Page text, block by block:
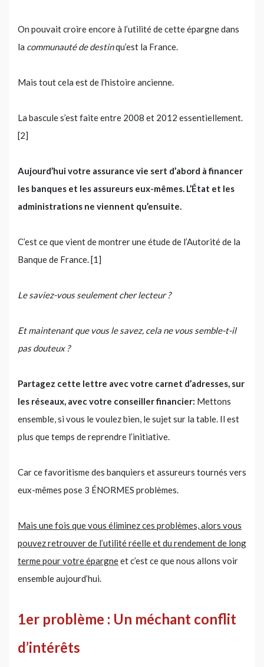
On pouvait croire encore à l’utilité de cette épargne dans
la communauté de destinqu’est la France.
Mais tout cela est de l’histoire ancienne.
La bascule s’est faite entre 2008 et 2012 essentiellement.
[2]
Aujourd’hui votre assurance vie sert d’abord à financer
les banques et les assureurs eux-mêmes. L’État et les
administrations ne viennent qu’ensuite.
C’est ce que vient de montrer une étude de l’Autorité de la
Banque de France. [1]
Le saviez-vous seulement cher lecteur ?
Et maintenant que vous le savez, cela ne vous semble-t-il
pas douteux ?
Partagez cette lettre avec votre carnet d’adresses, sur
les réseaux, avec votre conseiller financier: Mettons
ensemble, si vous le voulez bien, le sujet sur la table. Il est
plus que temps de reprendre l’initiative.
Car ce favoritisme des banquiers et assureurs tournés vers
eux-mêmes pose 3 ÉNORMES problèmes.
Mais une fois que vous éliminez ces problèmes, alors vous
pouvez retrouver de l’utilité réelle et du rendement de long
terme pour votre épargneet c’est ce que nous allons voir
ensemble aujourd’hui.
1er problème : Un méchant conflit
d’intérêts